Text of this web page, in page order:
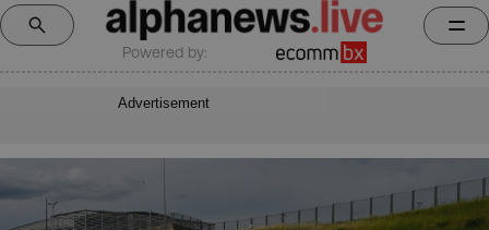
Powered by:
Advertisement